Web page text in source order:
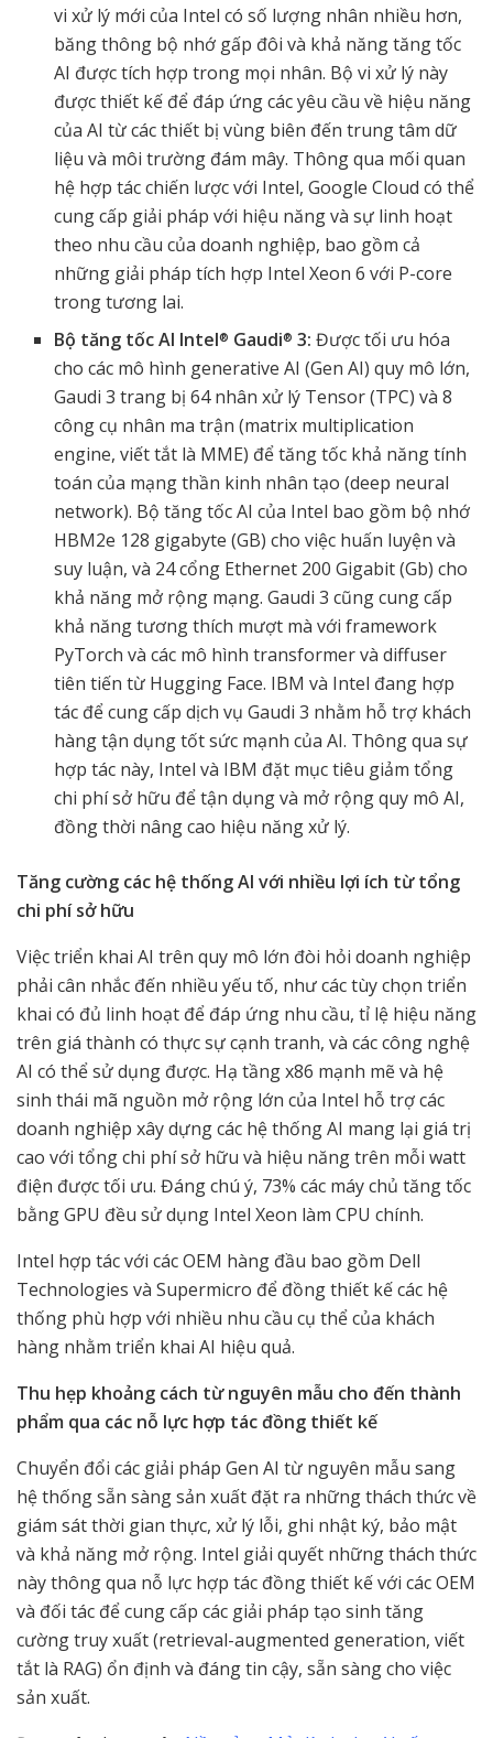
vi xử lý mới của Intel có số lượng nhân nhiều hơn,
băng thông bộ nhớ gấp đôi và khả năng tăng tốc
AI được tích hợp trong mọi nhân. Bộ vi xử lý này
được thiết kế để đáp ứng các yêu cầu về hiệu năng
của AI từ các thiết bị vùng biên đến trung tâm dữ
liệu và môi trường đám mây. Thông qua mối quan
hệ hợp tác chiến lược với Intel, Google Cloud có thể
cung cấp giải pháp với hiệu năng và sự linh hoạt
theo nhu cầu của doanh nghiệp, bao gồm cả
những giải pháp tích hợp Intel Xeon 6 với P-core
trong tương lai.
Bộ tăng tốc AI Intel® Gaudi® 3:Được tối ưu hóa
cho các mô hình generative AI (Gen AI) quy mô lớn,
Gaudi 3 trang bị 64 nhân xử lý Tensor (TPC) và 8
công cụ nhân ma trận (matrix multiplication
engine, viết tắt là MME) để tăng tốc khả năng tính
toán của mạng thần kinh nhân tạo (deep neural
network). Bộ tăng tốc AI của Intel bao gồm bộ nhớ
HBM2e 128 gigabyte (GB) cho việc huấn luyện và
suy luận, và 24 cổng Ethernet 200 Gigabit (Gb) cho
khả năng mở rộng mạng. Gaudi 3 cũng cung cấp
khả năng tương thích mượt mà với framework
PyTorch và các mô hình transformer và diffuser
tiên tiến từ Hugging Face. IBM và Intel đang hợp
tác để cung cấp dịch vụ Gaudi 3 nhằm hỗ trợ khách
hàng tận dụng tốt sức mạnh của AI. Thông qua sự
hợp tác này, Intel và IBM đặt mục tiêu giảm tổng
chi phí sở hữu để tận dụng và mở rộng quy mô AI,
đồng thời nâng cao hiệu năng xử lý.
Tăng cường các hệ thống AI với nhiều lợi ích từ tổng
chi phí sở hữu
Việc triển khai AI trên quy mô lớn đòi hỏi doanh nghiệp
phải cân nhắc đến nhiều yếu tố, như các tùy chọn triển
khai có đủ linh hoạt để đáp ứng nhu cầu, tỉ lệ hiệu năng
trên giá thành có thực sự cạnh tranh, và các công nghệ
AI có thể sử dụng được. Hạ tầng x86 mạnh mẽ và hệ
sinh thái mã nguồn mở rộng lớn của Intel hỗ trợ các
doanh nghiệp xây dựng các hệ thống AI mang lại giá trị
cao với tổng chi phí sở hữu và hiệu năng trên mỗi watt
điện được tối ưu. Đáng chú ý, 73% các máy chủ tăng tốc
bằng GPU đều sử dụng Intel Xeon làm CPU chính.
Intel hợp tác với các OEM hàng đầu bao gồm Dell
Technologies và Supermicro để đồng thiết kế các hệ
thống phù hợp với nhiều nhu cầu cụ thể của khách
hàng nhằm triển khai AI hiệu quả.
Thu hẹp khoảng cách từ nguyên mẫu cho đến thành
phẩm qua các nỗ lực hợp tác đồng thiết kế
Chuyển đổi các giải pháp Gen AI từ nguyên mẫu sang
hệ thống sẵn sàng sản xuất đặt ra những thách thức về
giám sát thời gian thực, xử lý lỗi, ghi nhật ký, bảo mật
và khả năng mở rộng. Intel giải quyết những thách thức
này thông qua nỗ lực hợp tác đồng thiết kế với các OEM
và đối tác để cung cấp các giải pháp tạo sinh tăng
cường truy xuất (retrieval-augmented generation, viết
tắt là RAG) ổn định và đáng tin cậy, sẵn sàng cho việc
sản xuất.